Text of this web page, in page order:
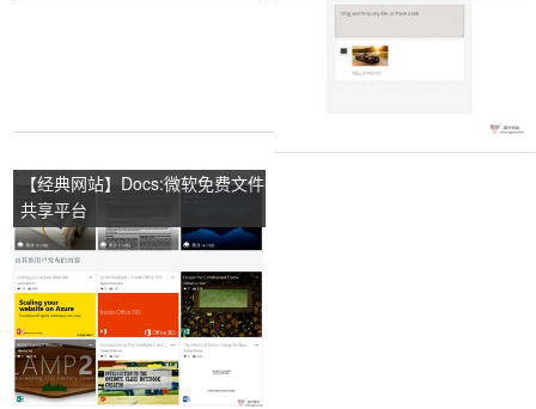
【经典网站】Docs:微软免费文件
共享平台